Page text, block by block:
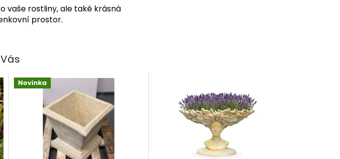
vaše rostliny, ale také krásná
prostor.
Novinka